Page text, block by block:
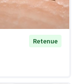
Retenue